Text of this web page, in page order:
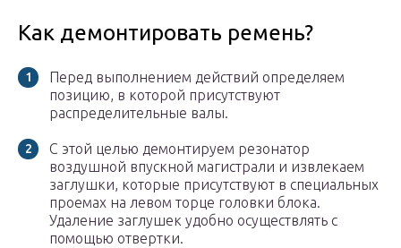
Как демонтировать ремень?
Перед выполнением действий определяем
позицию, в которой присутствуют
распределительные валы.
С этой целью демонтируем резонатор
воздушной впускной магистрали и извлекаем
заглушки, которые присутствуют в специальных
проемах на левом торце головки блока.
Удаление заглушек удобно осуществлять с
помощью отвертки.